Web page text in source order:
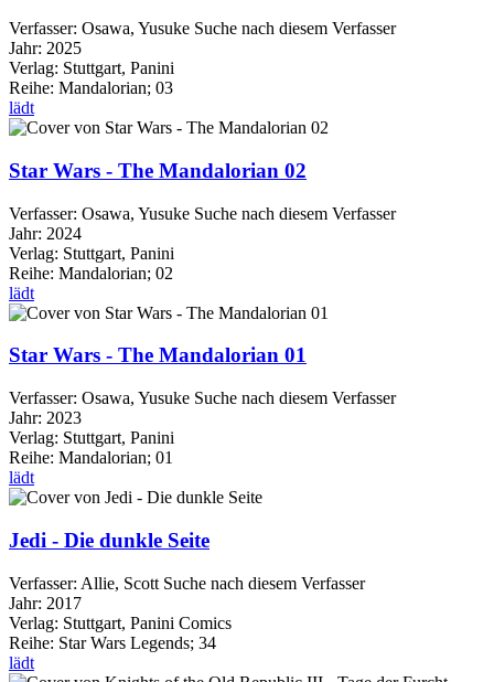
Verfasser: Osawa, Yusuke Suche nach diesem Verfasser
Jahr: 2025
Verlag: Stuttgart, Panini
Reihe: Mandalorian; 03
lädt
Star Wars - The Mandalorian 02
Verfasser: Osawa, Yusuke Suche nach diesem Verfasser
Jahr: 2024
Verlag: Stuttgart, Panini
Reihe: Mandalorian; 02
lädt
Star Wars - The Mandalorian 01
Verfasser: Osawa, Yusuke Suche nach diesem Verfasser
Jahr: 2023
Verlag: Stuttgart, Panini
Reihe: Mandalorian; 01
lädt
Jedi - Die dunkle Seite
Verfasser: Allie, Scott Suche nach diesem Verfasser
Jahr: 2017
Verlag: Stuttgart, Panini Comics
Reihe: Star Wars Legends; 34
lädt